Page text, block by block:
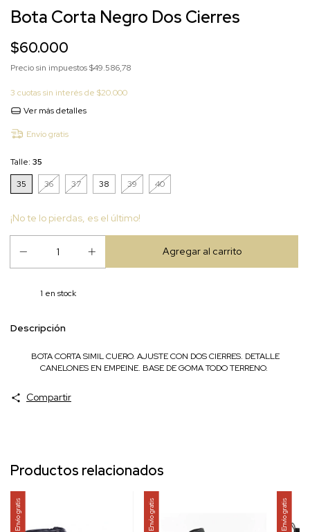
Bota Corta Negro Dos Cierres
$60.000
Precio sin impuestos$49.586,78
3 cuotas sin interés de $20.000
Ver más detalles
Envío gratis
Talle: 35
35
36 37 38 39 40
¡No te lo pierdas, es el último!
1 en stock
Descripción
BOTA CORTA SIMIL CUERO. AJUSTE CON DOS CIERRES. DETALLE
CANELONES EN EMPEINE. BASE DE GOMA TODO TERRENO.
Compartir
Productos relacionados
Envío gratis Envío gratis Envío gratis